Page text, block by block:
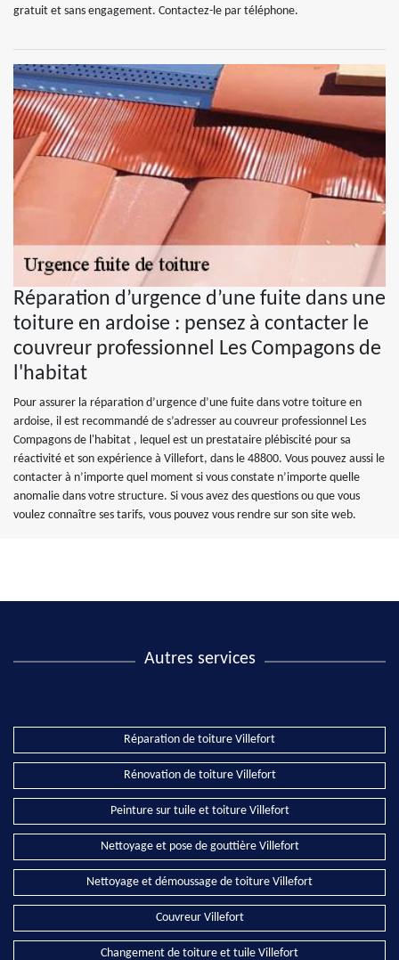
gratuit et sans engagement. Contactez-le par téléphone.
Réparation d’urgence d’une fuite dans une
toiture en ardoise : pensez à contacter le
couvreur professionnel Les Compagons de
l'habitat
Pour assurer la réparation d’urgence d’une fuite dans votre toiture en
ardoise, il est recommandé de s’adresser au couvreur professionnel Les
Compagons de l'habitat , lequel est un prestataire plébiscité pour sa
réactivité et son expérience à Villefort, dans le 48800. Vous pouvez aussi le
contacter à n’importe quel moment si vous constate n’importe quelle
anomalie dans votre structure. Si vous avez des questions ou que vous
voulez connaître ses tarifs, vous pouvez vous rendre sur son site web.
Autres services
Réparation de toiture Villefort
Rénovation de toiture Villefort
Peinture sur tuile et toiture Villefort
Nettoyage et pose de gouttière Villefort
Nettoyage et démoussage de toiture Villefort
Couvreur Villefort
Changement de toiture et tuile Villefort